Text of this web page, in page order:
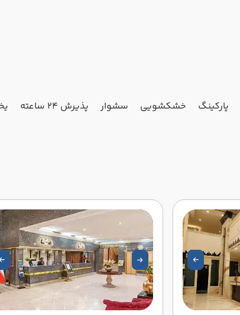
پارکینگ خشکشویی سشوار پذیرش 24 ساعته